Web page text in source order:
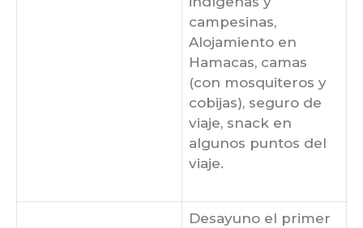
campesinas,
Alojamiento en
Hamacas, camas
(con mosquiteros y
cobijas), seguro de
viaje, snack en
algunos puntos del
viaje.
Desayuno el primer